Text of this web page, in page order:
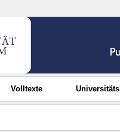
Volltexte